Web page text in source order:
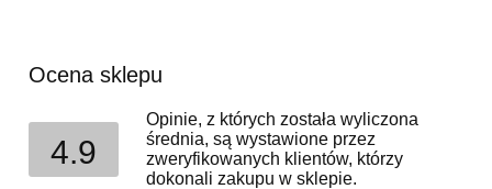
Ocena sklepu
4.9
Opinie, z których została wyliczona
średnia, są wystawione przez
zweryfikowanych klientów, którzy
dokonali zakupu w sklepie.